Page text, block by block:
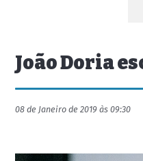
João Doria
08 de Janeiro de 2019 às 09:30